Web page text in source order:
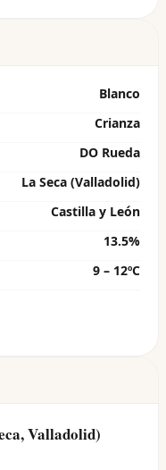
Blanco
Crianza
DO Rueda
La Seca (Valladolid)
Castilla y León
13.5%
9 – 12ºC
Valladolid)